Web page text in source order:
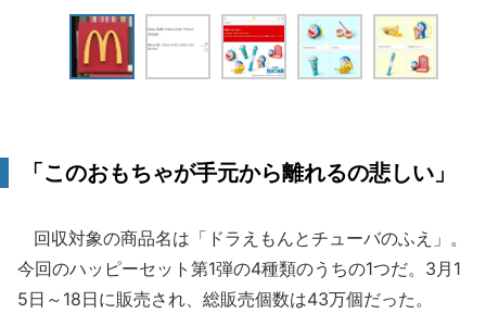
「このおもちゃが手元から離れるの悲しい」
回収対象の商品名は「ドラえもんとチューバのふえ」。
今回のハッピーセット第1弾の4種類のうちの1つだ。3月1
5日～18日に販売され、総販売個数は43万個だった。